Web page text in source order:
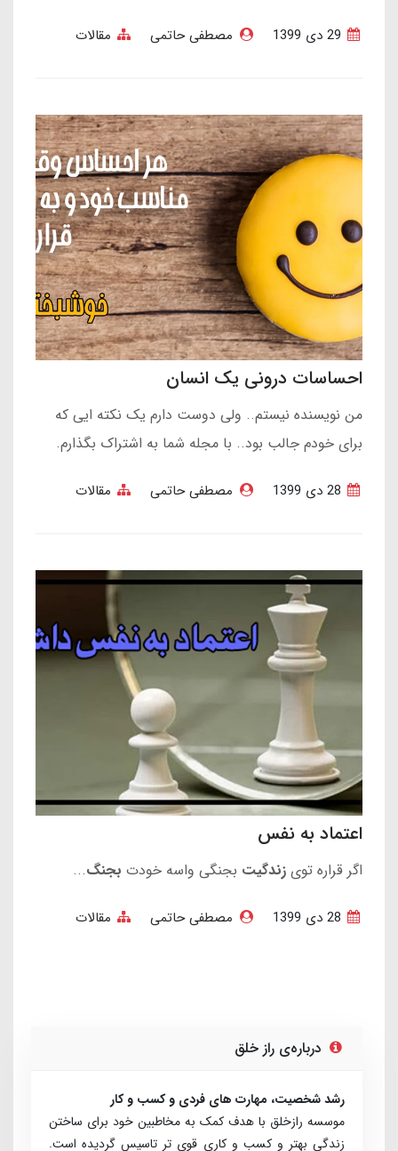
مصطفی حاتمی مقالات
احساسات درونی یک انسان
من نویسنده نیستم.. ولی دوست دارم یک نکته ایی که
برای خودم جالب بود.. با مجله شما به اشتراک بگذارم.
مصطفی حاتمی مقالات
اعتماد به نفس
اگر قراره توی زندگیت بجنگی واسه خودت بجنگ...
مصطفی حاتمی مقالات
درباره‌ی راز خلق
رشد شخصیت، مهارت های فردی و کسب و کار
موسسه رازخلق با هدف کمک به مخاطبین خود برای ساختن
زندگی بهتر و کسب و کاری قوی تر تاسیس گردیده است.